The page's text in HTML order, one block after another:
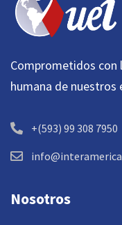
Comprometidos con
humana de nuestros
+(593) 99 308 7950
Nosotros